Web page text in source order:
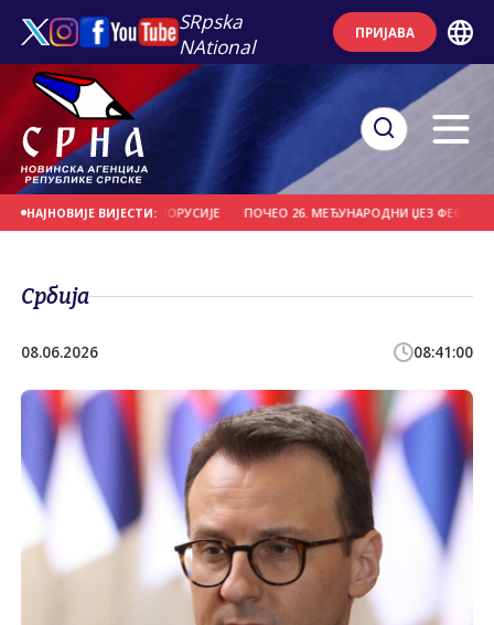
SRpska
NAtional
ПРИЈАВА
НАЈНОВИЈЕ ВИЈЕСТИ:
"ВИТЕБСК" ИЗ БЈЕЛОРУСИЈЕ ПОЧЕО 26. МЕЂУНАРОДНИ ЏЕЗ ФЕСТИВАЛ НА
Србија
08.06.2026 08:41:00